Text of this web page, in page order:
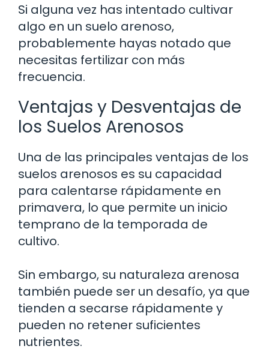
Si alguna vez has intentado cultivar
algo en un suelo arenoso,
probablemente hayas notado que
necesitas fertilizar con más
frecuencia.
Ventajas y Desventajas de
los Suelos Arenosos
Una de las principales ventajas de los
suelos arenosos es su capacidad
para calentarse rápidamente en
primavera, lo que permite un inicio
temprano de la temporada de
cultivo.
Sin embargo, su naturaleza arenosa
también puede ser un desafío, ya que
tienden a secarse rápidamente y
pueden no retener suficientes
nutrientes.